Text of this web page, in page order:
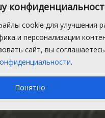
cookie для улучшения
и персонализации
сайт, вы
.
Понятно
2021 г. в рубрикеНовости